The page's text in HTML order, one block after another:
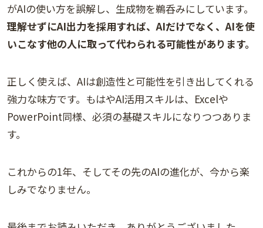
がAIの使い方を誤解し、生成物を鵜呑みにしています。
理解せずにAI出力を採用すれば、AIだけでなく、AIを使
いこなす他の人に取って代わられる可能性があります。
正しく使えば、AIは創造性と可能性を引き出してくれる
強力な味方です。もはやAI活用スキルは、Excelや
PowerPoint同様、必須の基礎スキルになりつつありま
す。
これからの1年、そしてその先のAIの進化が、今から楽
しみでなりません。